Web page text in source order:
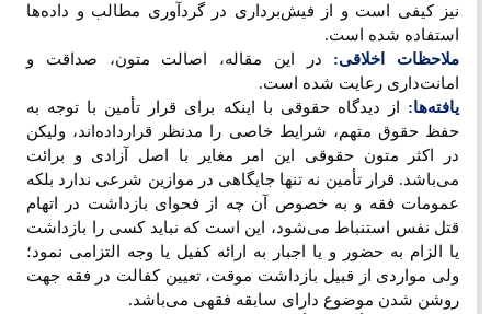
نیز کیفی است و از فیش‌برداری در گردآوری مطالب و داده‌ها
استفاده ‌شده است.
ملاحظات اخلاقی:
در این مقاله، اصالت متون، صداقت و
امانت‌داری رعایت شده است.
یافته‌ها:
از دیدگاه حقوقی با اینکه برای قرار تأمین با توجه به
حفظ حقوق متهم، شرایط خاصی را مدنظر قرارداده‌اند، ولیکن
در اکثر متون حقوقی این امر مغایر با اصل آزادی و برائت
می‌باشد. قرار تأمین نه تنها جایگاهی در موازین شرعی ندارد بلکه
عمومات فقه و به خصوص آن چه از فحوای بازداشت در اتهام
قتل نفس استنباط می‌شود، این است که نباید کسی را بازداشت
یا الزام به حضور و یا اجبار به ارائه کفیل یا وجه التزامی نمود؛
ولی مواردی از قبیل بازداشت موقت، تعیین کفالت در فقه جهت
روشن شدن موضوع دارای سابقه فقهی می‌باشد.